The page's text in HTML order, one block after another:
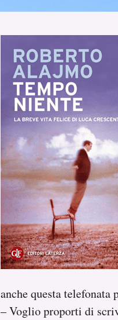
anche questa telefonata
– Voglio proporti di